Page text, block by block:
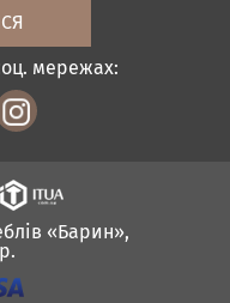
мережах:
«Барин»,